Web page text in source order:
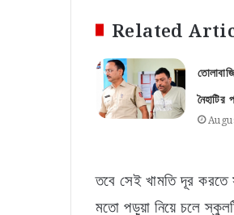
Related
তবে সেই খামতি দূর করতে
মতো পড়ুয়া নিয়ে চলে